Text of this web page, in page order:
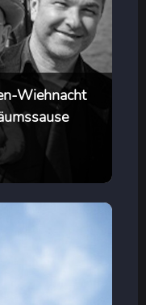
Wiehnacht